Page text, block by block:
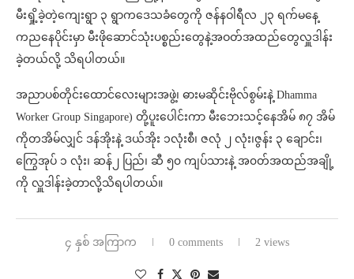
မီးရှို့ခဲ့တဲ့ကျေးရွာ ၃ ရွာကဒေသခံတွေကို ဇန်နဝါရီလ ၂၃ ရက်မနေ့
ကညနေပိုင်းမှာ မီးဖိုဆောင်သုံးပစ္စည်းတွေနဲ့အဝတ်အထည်တွေလှူဒါန်း
ခဲ့တယ်လို့ သိရပါတယ်။
အညာပစ်တိုင်းထောင်လေးများအဖွဲ့၊ ဓားမဆိုင်းဗိုလ်စွမ်းနဲ့ Dhamma
Worker Group Singapore) တို့ပူးပေါင်းကာ မီးဘေးသင့်နေအိမ် ၈၇ အိမ်
ကိုတအိမ်လျှင် ဒန်အိုးနဲ့ ဒယ်အိုး ၁လုံးစီ၊ ဇလုံ ၂ လုံး၊ဇွန်း ၃ ချောင်း၊
ကြွေအုပ် ၁ လုံး၊ ဆန်၂ ပြည်၊ ဆီ ၅၀ ကျပ်သားနဲ့ အ၀တ်အထည်အချို့
ကို လှူဒါန်းခဲ့တာလို့သိရပါတယ်။
၄ နှစ် အကြာက 0 comments 2 views